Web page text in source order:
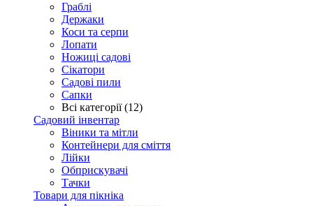
Граблі
Держаки
Коси та серпи
Лопати
Ножиці садові
Сікатори
Садові пили
Сапки
Всі категорії (12)
Садовий інвентар
Віники та мітли
Контейнери для сміття
Лійки
Обприскувачі
Тачки
Товари для пікніка